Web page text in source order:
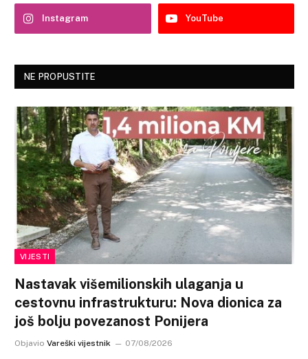
Instagram YouTube
NE PROPUSTITE
VIJESTI
Nastavak višemilionskih ulaganja u
cestovnu infrastrukturu: Nova dionica za
još bolju povezanost Ponijera
Objavio Vareški vijestnik 07/08/2026